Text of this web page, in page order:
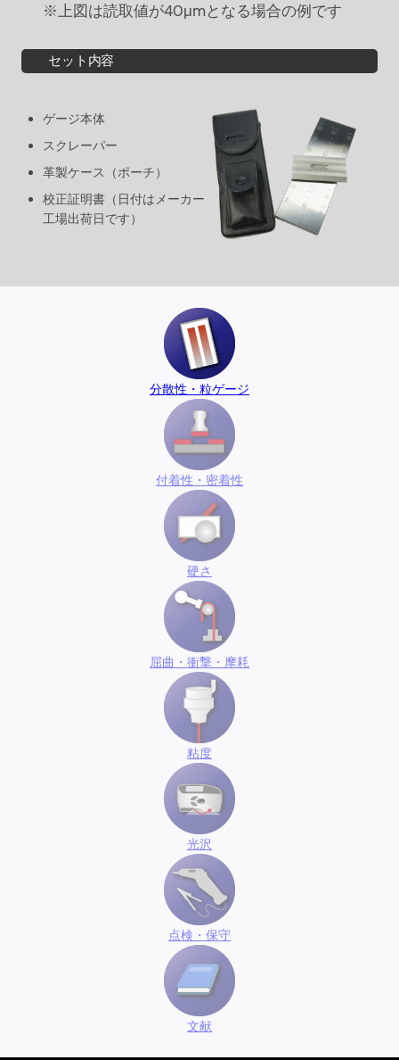
付着性・密着性
硬さ
屈曲・衝撃・摩耗
粘度
分散性・粒ゲージ
光沢
点検・保守
文献
※上図は読取値が40μmとなる場合の例です
セット内容
ゲージ本体
スクレーパー
革製ケース（ポーチ）
校正証明書（日付はメーカー
工場出荷日です）